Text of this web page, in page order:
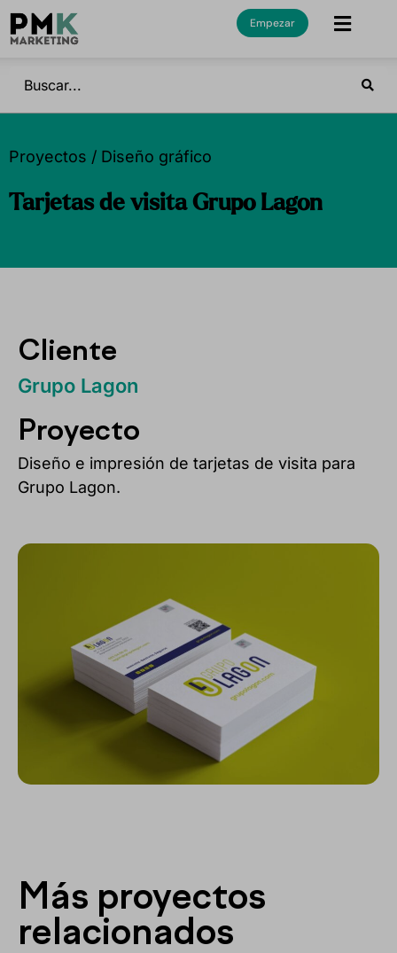
Empezar
Proyectos / Diseño gráfico
Tarjetas de visita Grupo Lagon
Cliente
Grupo Lagon
Proyecto
Diseño e impresión de tarjetas de visita para
Grupo Lagon.
Más proyectos
relacionados